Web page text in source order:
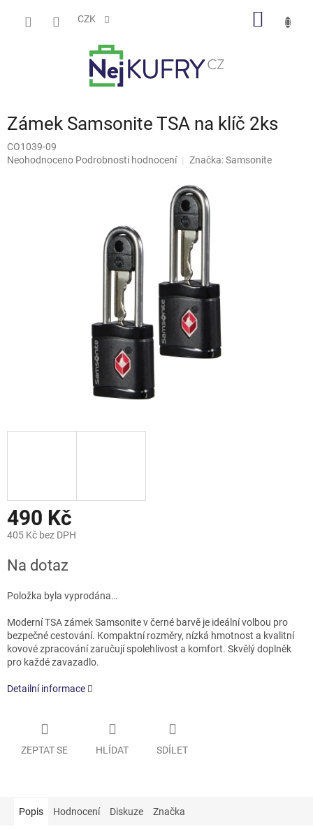
CZK
Zámek Samsonite TSA na klíč 2ks
CO1039-09
Průměrné
Neohodnoceno Podrobnosti hodnocení Značka:Samsonite
490 Kč
405 Kč bez DPH
cena:
Na dotaz
Položka byla vyprodána…
Moderní TSA zámek Samsonite v černé barvě je ideální volbou pro
bezpečné cestování. Kompaktní rozměry, nízká hmotnost a kvalitní
kovové zpracování zaručují spolehlivost a komfort. Skvělý doplněk
pro každé zavazadlo.
Detailní informace
ZEPTAT SE HLÍDAT SDÍLET
Popis Hodnocení Diskuze Značka